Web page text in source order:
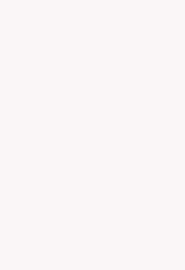
aan te passen en te beheren, en